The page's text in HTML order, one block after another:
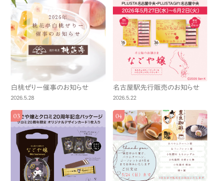
白桃ぜりー催事のお知らせ
2026.5.28
名古屋駅先行販売のお知らせ
2026.5.22